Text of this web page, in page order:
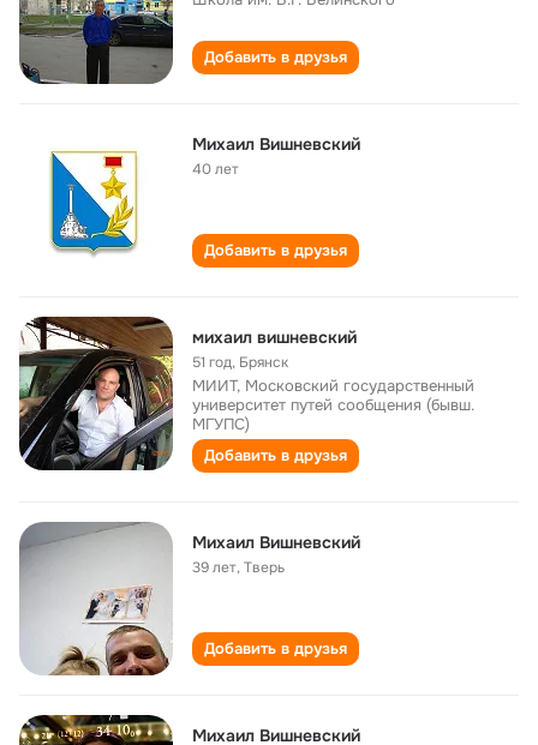
Добавить в друзья
Михаил Вишневский
40 лет
Добавить в друзья
михаил вишневский
51 год, Брянск
МИИТ, Московский государственный
университет путей сообщения (бывш.
МГУПС)
Добавить в друзья
Михаил Вишневский
39 лет,Тверь
Добавить в друзья
Михаил Вишневский